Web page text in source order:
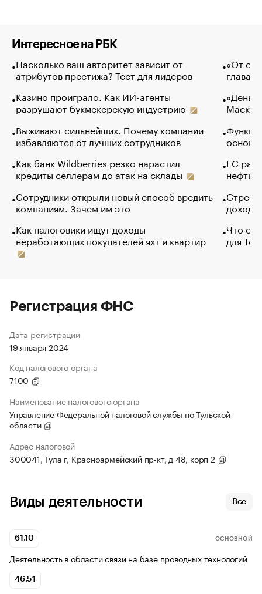
Интересное на РБК
Насколько ваш авторитет зависит от
атрибутов престижа? Тест для лидеров
Казино проиграло. Как ИИ-агенты
разрушают букмекерскую индустрию
Выживают сильнейших. Почему компании
избавляются от лучших сотрудников
Как банк Wildberries резко нарастил
кредиты селлерам до атак на склады
Сотрудники открыли новый способ вредить
компаниям. Зачем им это
Как налоговики ищут доходы
неработающих покупателей яхт и квартир
«От
глава
Маск в
основ
ЕС
нефти
Что
для
Регистрация ФНС
Дата регистрации
19 января 2024
Код налогового органа
7100
Наименование налогового органа
Управление Федеральной налоговой службы по Тульской
области
Адрес налоговой
300041, Тула г, Красноармейский пр-кт, д 48, корп 2
Виды деятельности Все
61.10 ОСНОВНОЙ
Деятельность в области связи на базе проводных технологий
46.51